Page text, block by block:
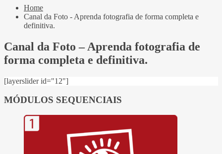
Home
Canal da Foto - Aprenda fotografia de forma completa e
definitiva.
Canal da Foto – Aprenda fotografia de
forma completa e definitiva.
[layerslider id="12"]
MÓDULOS SEQUENCIAIS